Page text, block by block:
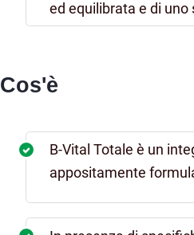
ed equilibrata e di uno
Cos'è
B-Vital Totale è un
appositamente